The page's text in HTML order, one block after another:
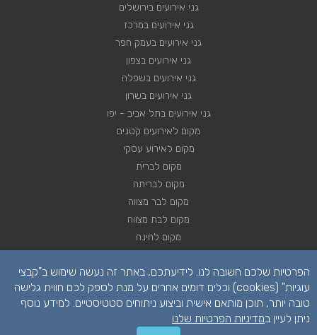
גני אירועים בירושלים
גני אירועים במרכז
גני אירועים בעמק חפר
גני אירועים בצפון
גני אירועים בשפלה
גני אירועים בשרון
גני אירועים בתל אביב - יפו
מקום לאירועים קטנים
מקום לאירוע עסקי
מקום לברית
מקום לבריתה
מקום לבר מצווה
מקום לבת מצווה
מקום לחינה
מקום לכנסים
הפרטיות שלכם חשובה לנו. לידיעתכם, באתר זה נעשה שימוש ב"קבצי
עוגיות" (cookies) וכלים דומים אחרים על מנת לספק לכם חווית גלישה
טובה יותר, תוכן מותאם אישית וביצוע ניתוחים סטטיסטיים. למידע נוסף
ניתן לעיין במדיניות הפרטיות שלנו